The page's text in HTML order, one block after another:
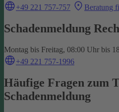
+49 221 757-757
Beratung
Schadenmeldung
Montag bis Freitag, 08:00 Uhr bis
+49 221 757-1996
Häufige Fragen zum
Schadenmeldung